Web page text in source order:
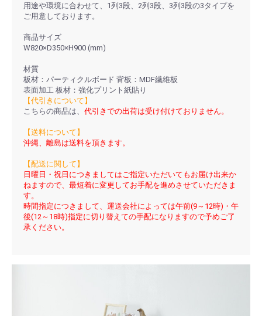
用途や環境に合わせて、1列3段、2列3段、3列3段の3タイプを
ご用意しております。
商品サイズ
W820×D350×H900 (mm)
材質
板材：パーティクルボード 背板：MDF繊維板
表面加工 板材：強化プリント紙貼り
【代引きについて】
こちらの商品は、 代引きでの出荷は受け付けておりません。
【送料について】
沖縄、離島は送料を頂きます。
【配送に関して】
日曜日・祝日につきましてはご指定いただいてもお届け出来か
ねますので、最短着に変更してお手配を進めさせていただきま
す。
時間指定につきまして、運送会社によっては午前(9～12時)・午
後(12～18時)指定に切り替えての手配になりますので予めご了
承ください。